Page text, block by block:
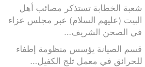
شعبة الخطابة تستذكر مصائب أهل
البيت (عليهم السلام) عبر مجلس عزاء
في الصحن الشريف...
قسم الصيانة يؤسس منظومة إطفاء
للحرائق في معمل ثلج الكفيل...